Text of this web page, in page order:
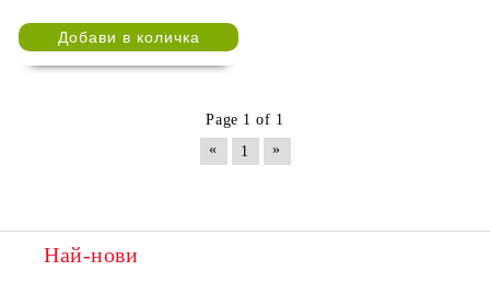
Page 1 of 1
«
1 »
Най-нови